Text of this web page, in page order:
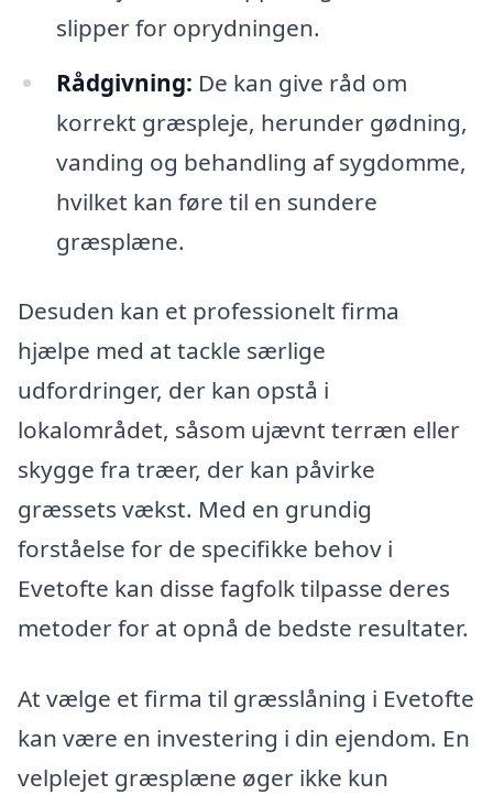
slipper for oprydningen.
Rådgivning: De kan give råd om
korrekt græspleje, herunder gødning,
vanding og behandling af sygdomme,
hvilket kan føre til en sundere
græsplæne.
Desuden kan et professionelt firma
hjælpe med at tackle særlige
udfordringer, der kan opstå i
lokalområdet, såsom ujævnt terræn eller
skygge fra træer, der kan påvirke
græssets vækst. Med en grundig
forståelse for de specifikke behov i
Evetofte kan disse fagfolk tilpasse deres
metoder for at opnå de bedste resultater.
At vælge et firma til græsslåning i Evetofte
kan være en investering i din ejendom. En
velplejet græsplæne øger ikke kun